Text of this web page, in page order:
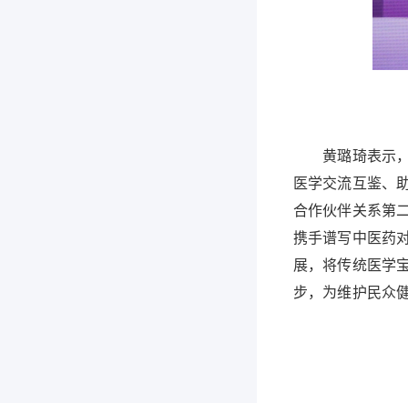
黄璐琦表示，
医学交流互鉴、
合作伙伴关系第
携手谱写中医药
展，将传统医学
步，为维护民众